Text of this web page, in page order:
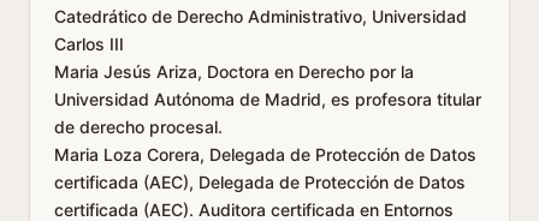
Catedrático de Derecho Administrativo, Universidad
Carlos III
Maria Jesús Ariza, Doctora en Derecho por la
Universidad Autónoma de Madrid, es profesora titular
de derecho procesal.
Maria Loza Corera, Delegada de Protección de Datos
certificada (AEC), Delegada de Protección de Datos
certificada (AEC). Auditora certificada en Entornos